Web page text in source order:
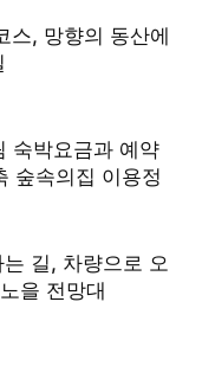
스, 망향의 동산에
숙박요금과 예약
숲속의집 이용정
길, 차량으로 오
을 전망대